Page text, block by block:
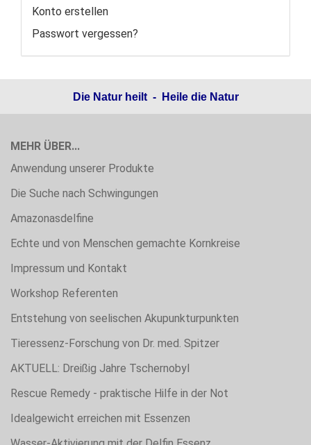
Konto erstellen
Passwort vergessen?
Die Natur heilt - Heile die Natur
MEHR ÜBER...
Anwendung unserer Produkte
Die Suche nach Schwingungen
Amazonasdelfine
Echte und von Menschen gemachte Kornkreise
Impressum und Kontakt
Workshop Referenten
Entstehung von seelischen Akupunkturpunkten
Tieressenz-Forschung von Dr. med. Spitzer
AKTUELL: Dreißig Jahre Tschernobyl
Rescue Remedy - praktische Hilfe in der Not
Idealgewicht erreichen mit Essenzen